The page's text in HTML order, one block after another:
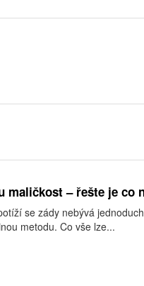
maličkost – řešte je co
se zády nebývá
metodu. Co vše lze...